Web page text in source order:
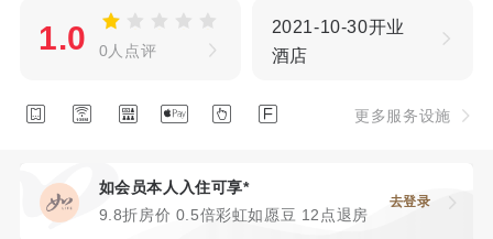
1.0 0人点评
2021-10-30开业
酒店
      更多服务设施
如会员本人入住可享*
9.8折房价 0.5倍彩虹如愿豆 12点退房
去登录